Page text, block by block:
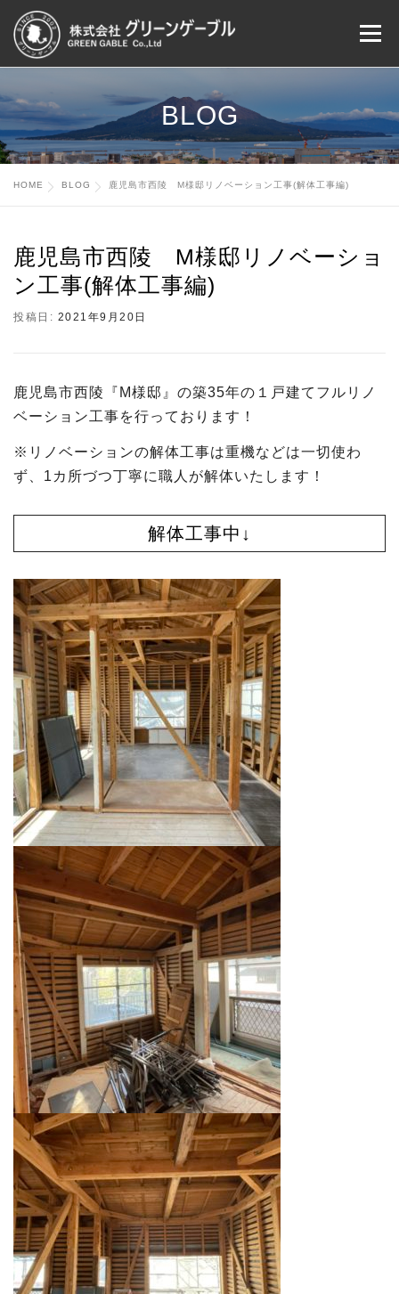
ン
ツ
へ
ス
キ
メニ
HOME CONCEPT WORKS
BLOG COMPANY CONTACT US
BLOG
HOME BLOG 鹿児島市西陵 M様邸リノベーション工事(解体工事編)
鹿児島市西陵 M様邸リノベーショ
ン工事(解体工事編)
投稿日: 2021年9月20日
鹿児島市西陵『M様邸』の築35年の１戸建てフルリノ
ベーション工事を行っております！
※リノベーションの解体工事は重機などは一切使わ
ず、1カ所づつ丁寧に職人が解体いたします！
解体工事中↓